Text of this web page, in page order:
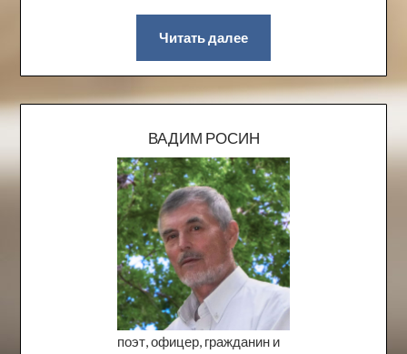
Читать далее
ВАДИМ РОСИН
поэт, офицер, гражданин и